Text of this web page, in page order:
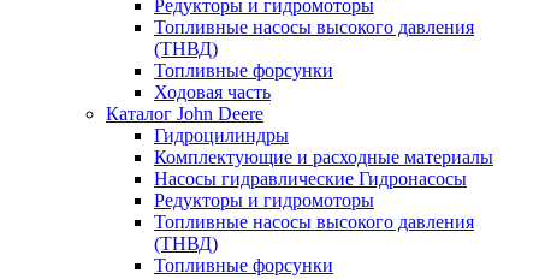
Редукторы и гидромоторы
Топливные насосы высокого давления
(ТНВД)
Топливные форсунки
Ходовая часть
Каталог John Deere
Гидроцилиндры
Комплектующие и расходные материалы
Насосы гидравлические Гидронасосы
Редукторы и гидромоторы
Топливные насосы высокого давления
(ТНВД)
Топливные форсунки